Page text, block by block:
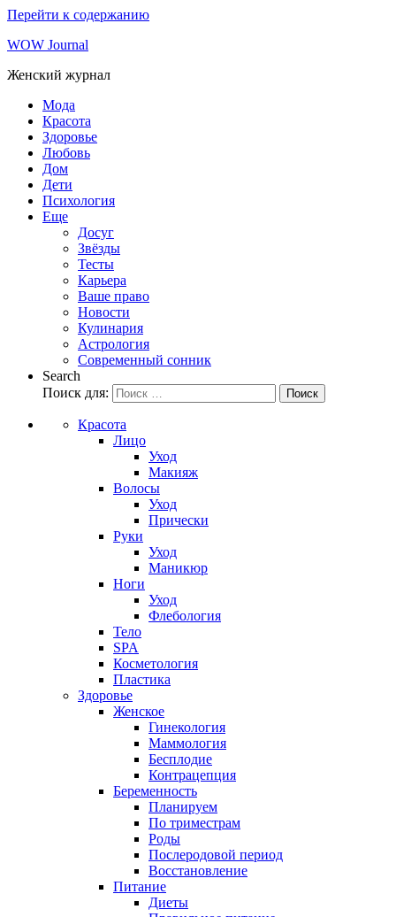
Перейти к содержанию
WOW Journal
Женский журнал
Мода
Красота
Здоровье
Любовь
Дом
Дети
Психология
Еще
Досуг
Звёзды
Тесты
Карьера
Ваше право
Новости
Кулинария
Астрология
Современный сонник
Search
Поиск для:
Поиск
Красота
Лицо
Уход
Макияж
Волосы
Уход
Прически
Руки
Уход
Маникюр
Ноги
Уход
Флебология
Тело
SPA
Косметология
Пластика
Здоровье
Женское
Гинекология
Маммология
Бесплодие
Контрацепция
Беременность
Планируем
По триместрам
Роды
Послеродовой период
Восстановление
Питание
Диеты